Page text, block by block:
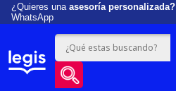
¿Quieres una asesoría personalizada?
WhatsApp